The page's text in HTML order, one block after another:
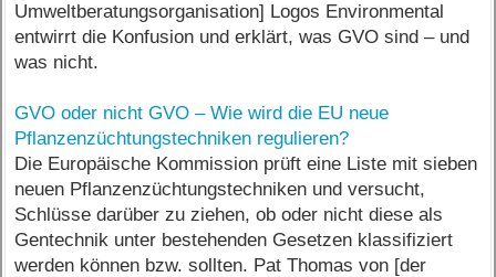
Umweltberatungsorganisation] Logos Environmental
entwirrt die Konfusion und erklärt, was GVO sind – und
was nicht.
GVO oder nicht GVO – Wie wird die EU neue
Pflanzenzüchtungstechniken regulieren?
Die Europäische Kommission prüft eine Liste mit sieben
neuen Pflanzenzüchtungstechniken und versucht,
Schlüsse darüber zu ziehen, ob oder nicht diese als
Gentechnik unter bestehenden Gesetzen klassifiziert
werden können bzw. sollten. Pat Thomas von [der